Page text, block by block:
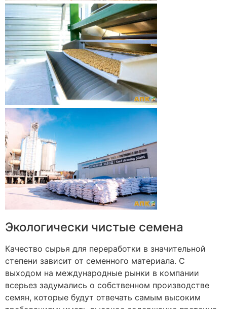
Экологически чистые семена
Качество сырья для переработки в значительной
степени зависит от семенного материала. С
выходом на международные рынки в компании
всерьез задумались о собственном производстве
семян, которые будут отвечать самым высоким